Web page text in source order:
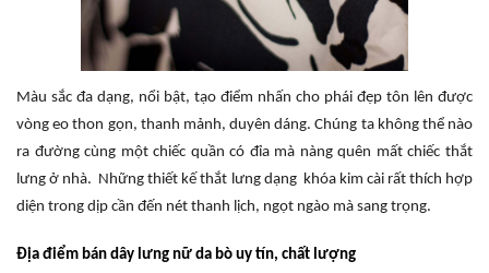
Màu sắc đa dạng, nổi bật, tạo điểm nhấn cho phái đẹp tôn lên được
vòng eo thon gọn, thanh mảnh, duyên dáng. Chúng ta không thể nào
ra đường cùng một chiếc quần có đỉa mà nàng quên mất chiếc thắt
lưng ở nhà. Những thiết kế thắt lưng dạng khóa kim cài rất thích hợp
diện trong dịp cần đến nét thanh lịch, ngọt ngào mà sang trọng.
Địa điểm bán dây lưng nữ da bò uy tín, chất lượng